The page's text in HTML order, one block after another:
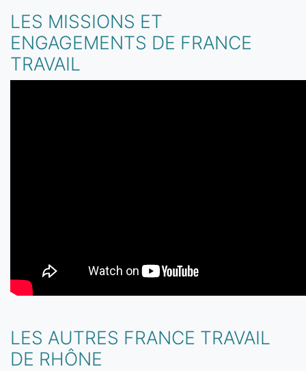
LES MISSIONS ET
ENGAGEMENTS DE FRANCE
TRAVAIL
LES AUTRES FRANCE TRAVAIL
DE RHÔNE